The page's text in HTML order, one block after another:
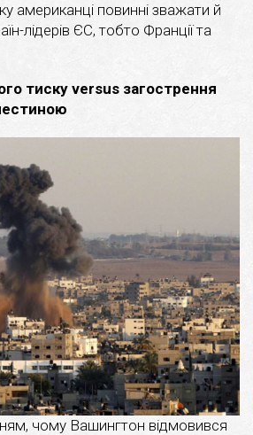
американці повинні зважати й
лідерів ЄС, тобто Франції та
тиску versus загострення
чому Вашингтон відмовився